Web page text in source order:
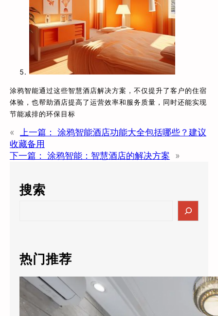
涂鸦智能通过这些智慧酒店解决方案，不仅提升了客户的住宿
体验，也帮助酒店提高了运营效率和服务质量，同时还能实现
节能减排的环保目标
« 上一篇：
涂鸦智能酒店功能大全包括哪些？建议
收藏备用
下一篇：
涂鸦智能：智慧酒店的解决方案 »
搜索
c
h
热门推荐